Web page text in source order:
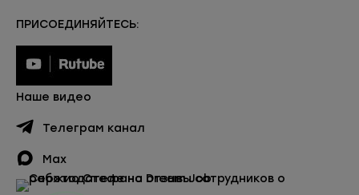
ПРИСОЕДИНЯЙТЕСЬ:
Наше видео
Телеграм канал
Max